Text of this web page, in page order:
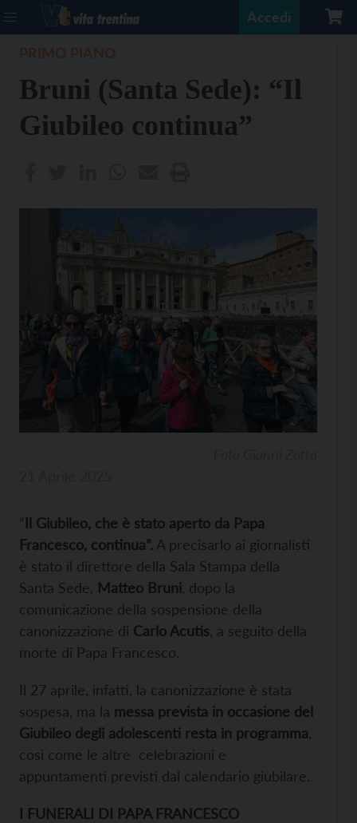
Accedi
Bruni (Santa Sede): “Il
Giubileo continua”
“Il Giubileo, che è stato aperto da Papa
Francesco, continua”. A precisarlo ai giornalisti
è stato il direttore della Sala Stampa della
Santa Sede, Matteo Bruni , dopo la
comunicazione della sospensione della
canonizzazione di Carlo Acutis , a seguito della
morte di Papa Francesco.
Il 27 aprile, infatti, la canonizzazione è stata
sospesa, ma la messa prevista in occasione del
Giubileo degli adolescenti resta in programma
così come le altre celebrazioni e
appuntamenti previsti dal calendario giubilare.
I FUNERALI DI PAPA FRANCESCO